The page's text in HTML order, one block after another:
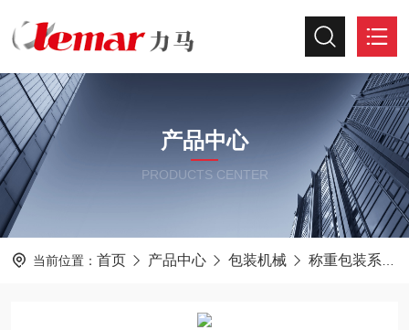
产品中心
PRODUCTS CENTER
当前位置： 首页 产品中心 包装机械 称重包装系统